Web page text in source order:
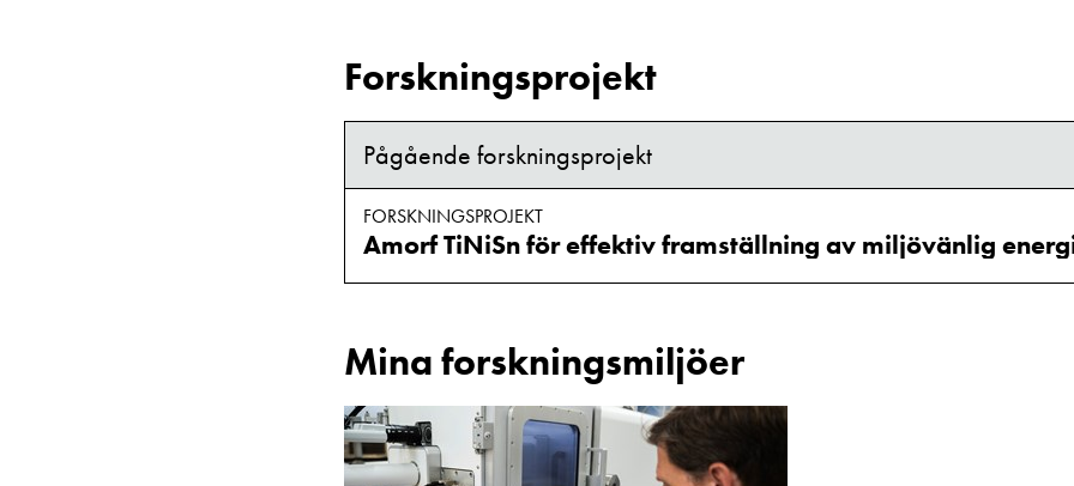
Forskningsprojekt
Pågående forskningsprojekt
FORSKNINGSPROJEKT
Amorf TiNiSn för effektiv framställning av miljövänlig
Mina forskningsmiljöer